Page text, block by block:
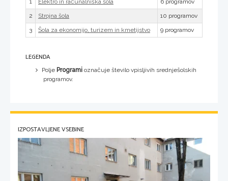
1
Elektro in računalniška šola
6 programov
2
Strojna šola
10 programov
3
Šola za ekonomijo, turizem in kmetijstvo 9 programov
LEGENDA
Polje Programi označuje število vpisljivih srednješolskih
programov.
IZPOSTAVLJENE VSEBINE